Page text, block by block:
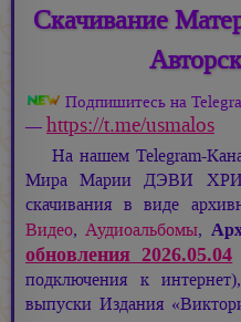
Скачивание
Подпишитесь на
— https://t.me/usmalos
На нашем Telegram-
МираМарии ДЭВИ
скачивания в виде
Видео,Аудиоальбомы,
обновления 2026.05.04
подключения к
выпуски Издания